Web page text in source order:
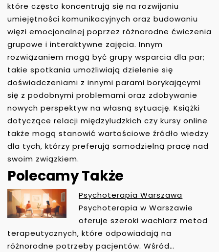
które często koncentrują się na rozwijaniu
umiejętności komunikacyjnych oraz budowaniu
więzi emocjonalnej poprzez różnorodne ćwiczenia
grupowe i interaktywne zajęcia. Innym
rozwiązaniem mogą być grupy wsparcia dla par;
takie spotkania umożliwiają dzielenie się
doświadczeniami z innymi parami borykającymi
się z podobnymi problemami oraz zdobywanie
nowych perspektyw na własną sytuację. Książki
dotyczące relacji międzyludzkich czy kursy online
także mogą stanowić wartościowe źródło wiedzy
dla tych, którzy preferują samodzielną pracę nad
swoim związkiem.
Polecamy Także
Psychoterapia Warszawa
Psychoterapia w Warszawie
oferuje szeroki wachlarz metod
terapeutycznych, które odpowiadają na
różnorodne potrzeby pacjentów. Wśród…
N
A
W
I